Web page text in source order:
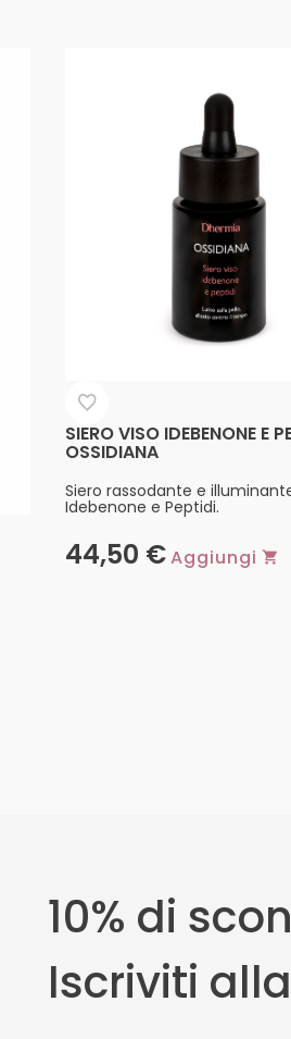
SIERO VISO IDEBENONE E
OSSIDIANA
Siero rassodante e
Idebenone e Peptidi.
44,50 €Aggiungi
10% di
Iscriviti